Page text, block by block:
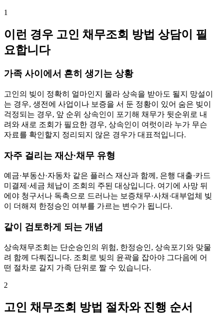
1
이런 경우 고인 채무조회 방법 상담이 필
요합니다
가족 사이에서 흔히 생기는 상황
고인의 빚이 정확히 얼마인지 몰라 상속을 받아도 될지 망설이
는 경우, 생전에 사업이나 보증을 서 둔 정황이 있어 숨은 빚이
걱정되는 경우, 앞 순위 상속인이 포기해 채무가 뒷순위로 내
려와 새로 조회가 필요한 경우, 상속인이 여럿이라 누가 무슨
자료를 확인할지 정리되지 않은 경우가 대표적입니다.
자주 걸리는 재산·채무 유형
예금·부동산·자동차 같은 플러스 재산과 함께, 은행 대출·카드
미결제·세금 체납이 조회의 주된 대상입니다. 여기에 사망 뒤
에야 청구서나 독촉으로 드러나는 보증채무·사채·대부업체 빚
이 더해져 한정승인 여부를 가르는 변수가 됩니다.
같이 검토하게 되는 개념
상속채무조회는 단순승인의 위험, 한정승인, 상속포기와 맞물
려 함께 다뤄집니다. 조회로 빚의 윤곽을 잡아야 그다음에 어
떤 절차로 갈지 가족 단위로 짤 수 있습니다.
2
고인 채무조회 방법 절차와 진행 순서